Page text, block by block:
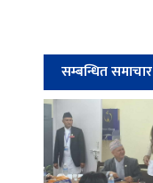
सम्बन्धित समाचार